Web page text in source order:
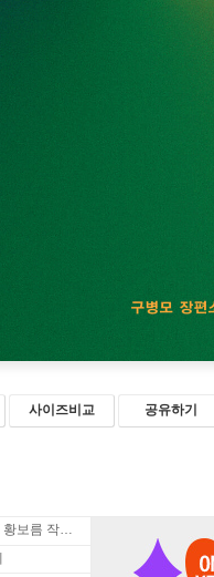
사이즈비교 공유하기
뮤지컬 〈휴남동 서점〉X 황보름 작가 북토크